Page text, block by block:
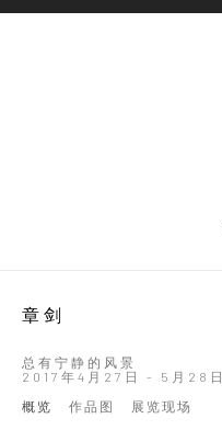
章剑
总有宁静的风景
2017年4月27日 - 5月28日
概览
作品图 展览现场